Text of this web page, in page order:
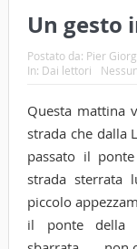
Un gesto
Postato da: Pier
In: Dai lettori
Questa mattina
strada che dalla
passato il
strada sterrata
piccolo
il ponte della